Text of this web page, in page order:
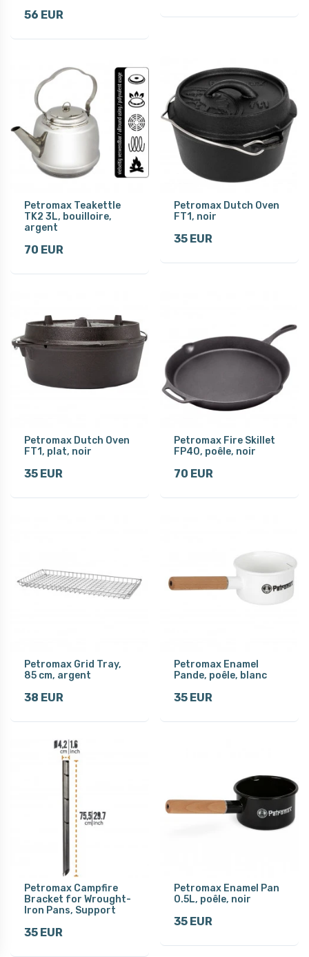
56 EUR
Petromax Teakettle
TK2 3L, bouilloire,
argent
70 EUR
Petromax Dutch Oven
FT1, noir
35 EUR
Petromax Dutch Oven
FT1, plat, noir
35 EUR
Petromax Fire Skillet
FP40, poêle, noir
70 EUR
Petromax Grid Tray,
85 cm, argent
38 EUR
Petromax Enamel
Pande, poêle, blanc
35 EUR
Petromax Campfire
Bracket for Wrought-
Iron Pans, Support
35 EUR
Petromax Enamel Pan
0.5L, poêle, noir
35 EUR